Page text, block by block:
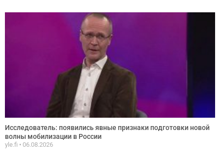
Исследователь: появились явные признаки подготовки новой
волны мобилизации в России
yle.fi 06.08.2026